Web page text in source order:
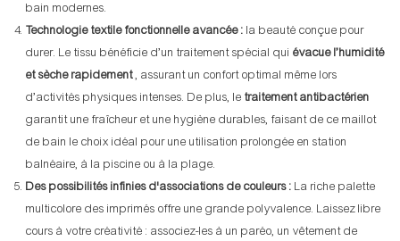
bain modernes.
Technologie textile fonctionnelle avancée : la beauté conçue pour
durer. Le tissu bénéficie d’un traitement spécial qui évacue l’humidité
et sèche rapidement, assurant un confort optimal même lors
d’activités physiques intenses. De plus, le traitement antibactérien
garantit une fraîcheur et une hygiène durables, faisant de ce maillot
de bain le choix idéal pour une utilisation prolongée en station
balnéaire, à la piscine ou à la plage.
Des possibilités infinies d'associations de couleurs : La riche palette
multicolore des imprimés offre une grande polyvalence. Laissez libre
cours à votre créativité : associez-les à un paréo, un vêtement de